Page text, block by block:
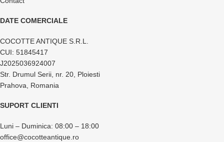
DATE COMERCIALE
COCOTTE ANTIQUE S.R.L.
CUI: 51845417
J2025036924007
Str. Drumul Serii, nr. 20, Ploiesti
Prahova, Romania
SUPORT CLIENTI
Luni – Duminica: 08:00 – 18:00
office@cocotteantique.ro